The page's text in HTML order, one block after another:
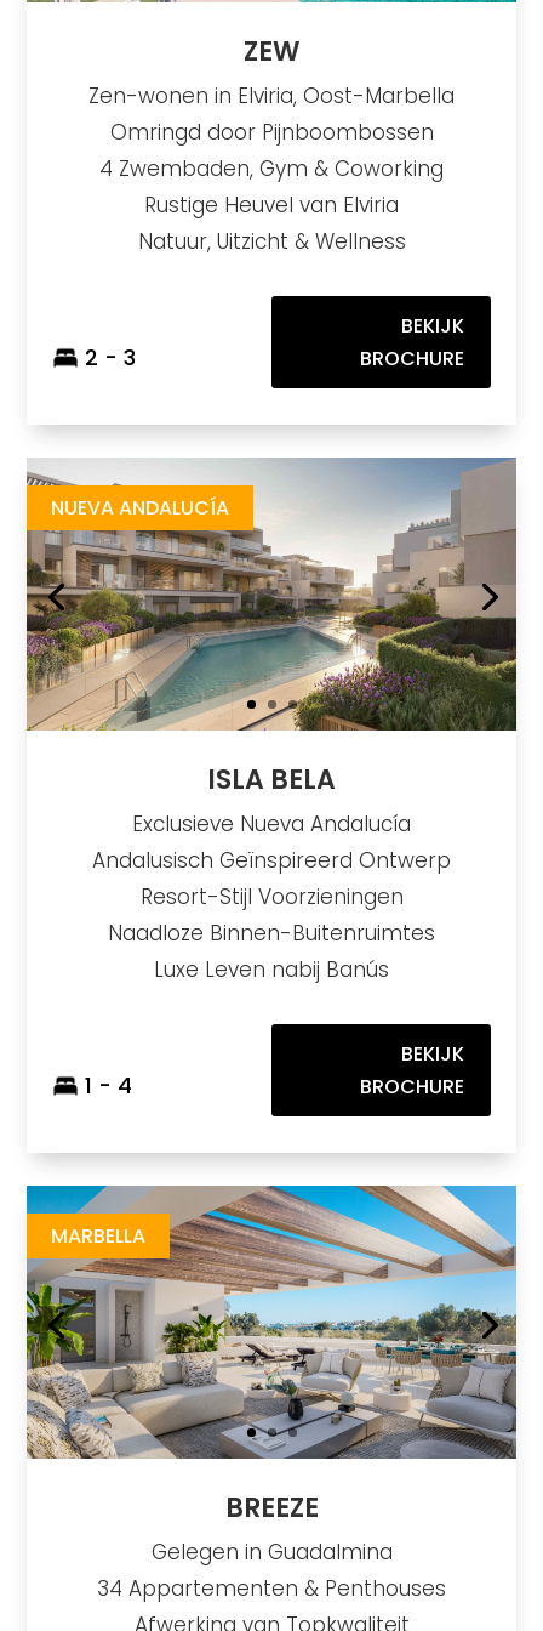
ZEW
Zen-wonen in Elviria, Oost-Marbella
Omringd door Pijnboombossen
4 Zwembaden, Gym & Coworking
Rustige Heuvel van Elviria
Natuur, Uitzicht & Wellness
2 - 3
BEKIJK
BROCHURE
NUEVA ANDALUCÍA
ISLA BELA
Exclusieve Nueva Andalucía
Andalusisch Geïnspireerd Ontwerp
Resort-Stijl Voorzieningen
Naadloze Binnen-Buitenruimtes
Luxe Leven nabij Banús
1 - 4
BEKIJK
BROCHURE
MARBELLA
BREEZE
Gelegen in Guadalmina
34 Appartementen & Penthouses
Afwerking van Topkwaliteit